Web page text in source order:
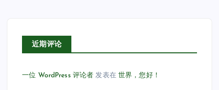
近期评论
一位 WordPress 评论者 发表在世界，您好！